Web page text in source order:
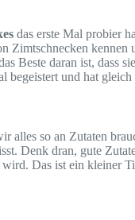
das erste Mal probier
Beste daran ist, dass
und hat
so an Zutaten
Denk dran, gute
Das ist ein kleiner